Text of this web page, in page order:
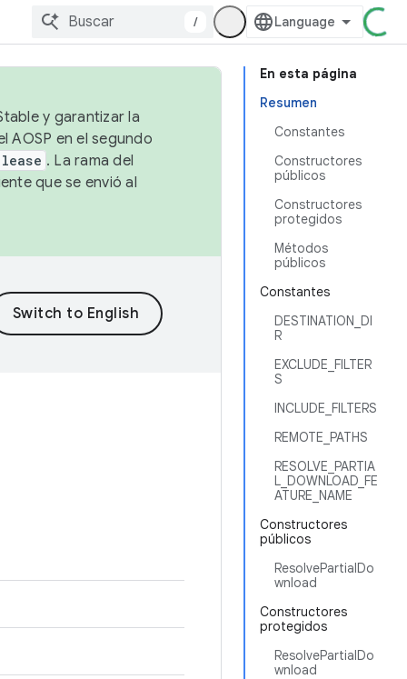
/
En esta página
Resumen
Constantes
Constructores
públicos
Constructores
protegidos
Métodos
públicos
Constantes
DESTINATION_DI
R
EXCLUDE_FILTER
S
INCLUDE_FILTERS
REMOTE_PATHS
RESOLVE_PARTIA
L_DOWNLOAD_FE
ATURE_NAME
Constructores
públicos
ResolvePartialDo
wnload
Constructores
protegidos
ResolvePartialDo
wnload
y garantizar la
AOSP en el segundo
. La rama del
que se envió al